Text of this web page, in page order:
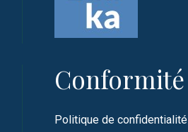
Conformité
Politique de confidentialité